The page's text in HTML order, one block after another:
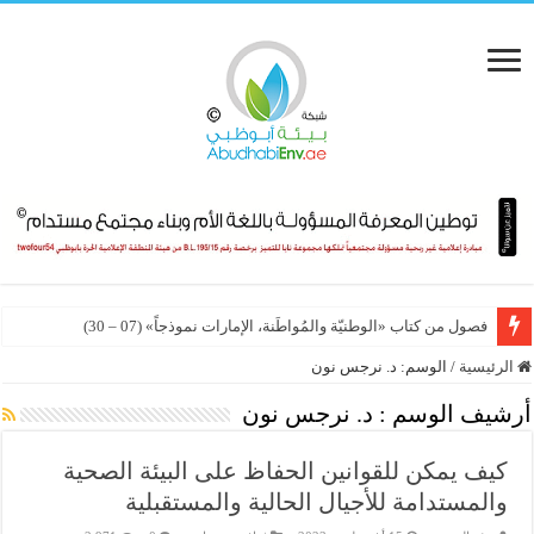
فصول من كتاب «الوطنيّة والمُواطَنة، الإمارات نموذجاً» (07 – 30)
الرئيسية / الوسم: د. نرجس نون
أرشيف الوسم : د. نرجس نون
كيف يمكن للقوانين الحفاظ على البيئة الصحية
والمستدامة للأجيال الحالية والمستقبلية